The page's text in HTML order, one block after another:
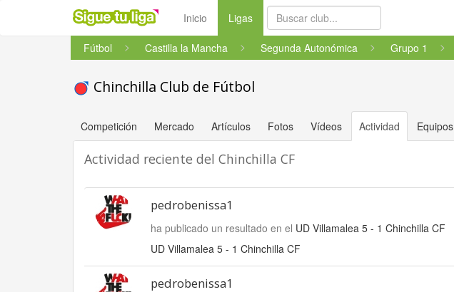
Inicio Ligas(current)
Fútbol Castilla la Mancha Segunda Autonómica Grupo 1
Chinchilla Club de Fútbol
Competición Mercado Artículos Fotos Vídeos Actividad Equipos
Actividad reciente del Chinchilla CF
pedrobenissa1
ha publicado un resultado en el UD Villamalea 5 - 1 Chinchilla CF
UD Villamalea 5 - 1 Chinchilla CF
pedrobenissa1